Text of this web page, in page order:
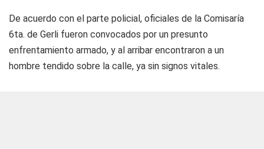
De acuerdo con el parte policial, oficiales de la Comisaría
6ta. de Gerli fueron convocados por un presunto
enfrentamiento armado, y al arribar encontraron a un
hombre tendido sobre la calle, ya sin signos vitales.